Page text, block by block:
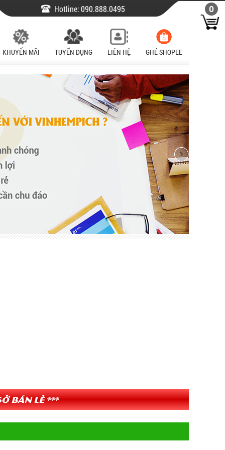
KHUYẾN MÃI TUYỂN DỤNG LIÊN HỆ GHÉ SHOPEE
Hotline:090.888.0495
bán lẻ ***
0